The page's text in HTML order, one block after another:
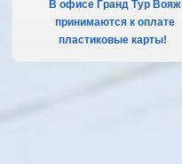
В офисе Гранд Тур Вояж
принимаются к оплате
пластиковые карты!